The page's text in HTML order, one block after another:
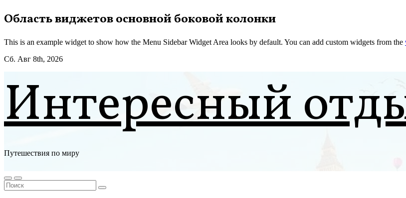
Перейти
к
Область виджетов основной боковой колонки
This is an example widget to show how the Menu Sidebar Widget Area looks by default. You can add custom widgets from the
Сб. Авг 8th, 2026
Интересный
Путешествия по миру